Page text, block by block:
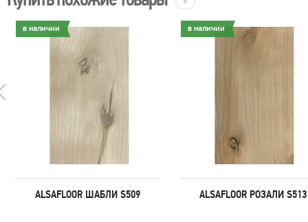
в наличии
ALSAFLOOR ШАБЛИ S509
в наличии
ALSAFLOOR РОЗАЛИ S513